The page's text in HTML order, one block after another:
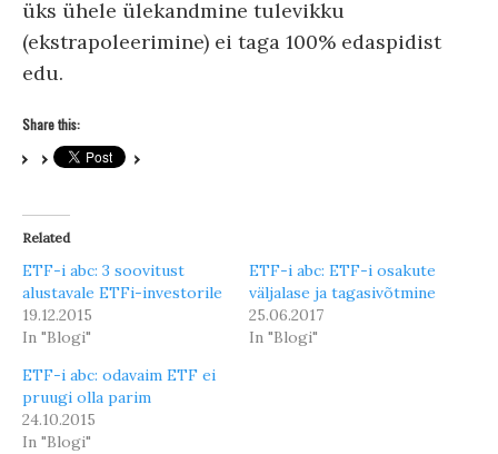
üks ühele ülekandmine tulevikku
(ekstrapoleerimine) ei taga 100% edaspidist
edu.
Share this:
Related
ETF-i abc: 3 soovitust
alustavale ETFi-investorile
19.12.2015
In "Blogi"
ETF-i abc: ETF-i osakute
väljalase ja tagasivõtmine
25.06.2017
In "Blogi"
ETF-i abc: odavaim ETF ei
pruugi olla parim
24.10.2015
In "Blogi"